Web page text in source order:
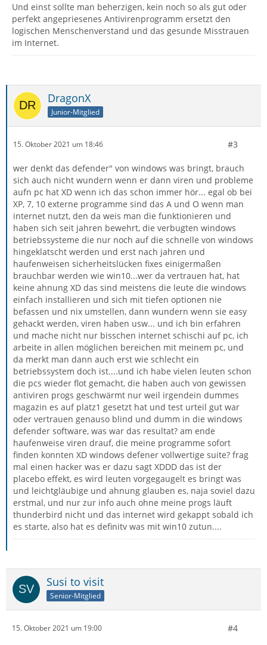
Und einst sollte man beherzigen, kein noch so als gut oder
perfekt angepriesenes Antivirenprogramm ersetzt den
logischen Menschenverstand und das gesunde Misstrauen
im Internet.
DragonX
Junior-Mitglied
15. Oktober 2021 um 18:46 #3
wer denkt das defender" von windows was bringt, brauch
sich auch nicht wundern wenn er dann viren und probleme
aufn pc hat XD wenn ich das schon immer hör... egal ob bei
XP, 7, 10 externe programme sind das A und O wenn man
internet nutzt, den da weis man die funktionieren und
haben sich seit jahren bewehrt, die verbugten windows
betriebssysteme die nur noch auf die schnelle von windows
hingeklatscht werden und erst nach jahren und
haufenweisen sicherheitslücken fixes einigermaßen
brauchbar werden wie win10...wer da vertrauen hat, hat
keine ahnung XD das sind meistens die leute die windows
einfach installieren und sich mit tiefen optionen nie
befassen und nix umstellen, dann wundern wenn sie easy
gehackt werden, viren haben usw... und ich bin erfahren
und mache nicht nur bisschen internet schischi auf pc, ich
arbeite in allen möglichen bereichen mit meinem pc, und
da merkt man dann auch erst wie schlecht ein
betriebssystem doch ist....und ich habe vielen leuten schon
die pcs wieder flot gemacht, die haben auch von gewissen
antiviren progs geschwärmt nur weil irgendein dummes
magazin es auf platz1 gesetzt hat und test urteil gut war
oder vertrauen genauso blind und dumm in die windows
defender software, was war das resultat? am ende
haufenweise viren drauf, die meine programme sofort
finden konnten XD windows defener vollwertige suite? frag
mal einen hacker was er dazu sagt XDDD das ist der
placebo effekt, es wird leuten vorgegaugelt es bringt was
und leichtgläubige und ahnung glauben es, naja soviel dazu
erstmal, und nur zur info auch ohne meine progs läuft
thunderbird nicht und das internet wird gekappt sobald ich
es starte, also hat es definitv was mit win10 zutun....
Susi to visit
Senior-Mitglied
15. Oktober 2021 um 19:00 #4